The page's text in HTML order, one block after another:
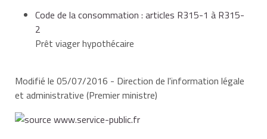
Code de la consommation : articles R315-1 à R315-
2
Prêt viager hypothécaire
Modifié le 05/07/2016 - Direction de l'information légale
et administrative (Premier ministre)